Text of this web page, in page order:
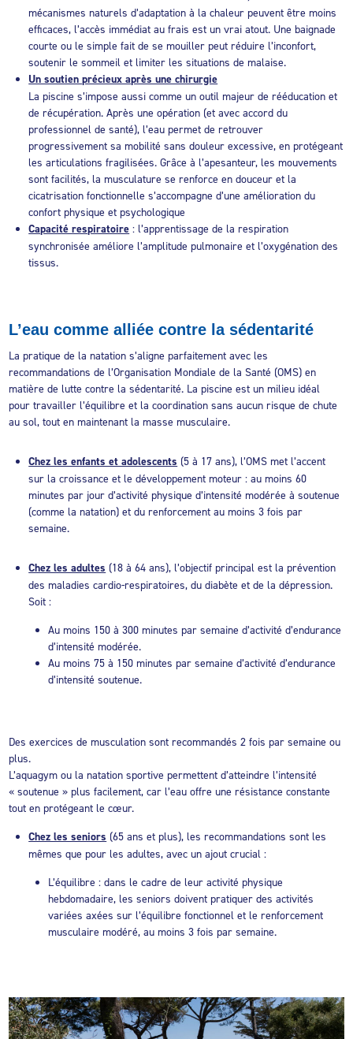
mécanismes naturels d’adaptation à la chaleur peuvent être moins
efficaces, l’accès immédiat au frais est un vrai atout. Une baignade
courte ou le simple fait de se mouiller peut réduire l’inconfort,
soutenir le sommeil et limiter les situations de malaise.
Un soutien précieux après une chirurgie
La piscine s’impose aussi comme un outil majeur de rééducation et
de récupération. Après une opération (et avec accord du
professionnel de santé), l’eau permet de retrouver
progressivement sa mobilité sans douleur excessive, en protégeant
les articulations fragilisées. Grâce à l’apesanteur, les mouvements
sont facilités, la musculature se renforce en douceur et la
cicatrisation fonctionnelle s’accompagne d’une amélioration du
confort physique et psychologique
Capacité respiratoire : l’apprentissage de la respiration
synchronisée améliore l’amplitude pulmonaire et l’oxygénation des
tissus.
L’eau comme alliée contre la sédentarité
La pratique de la natation s’aligne parfaitement avec les
recommandations de l’Organisation Mondiale de la Santé (OMS) en
matière de lutte contre la sédentarité. La piscine est un milieu idéal
pour travailler l’équilibre et la coordination sans aucun risque de chute
au sol, tout en maintenant la masse musculaire.
Chez les enfants et adolescents (5 à 17 ans), l’OMS met l’accent
sur la croissance et le développement moteur : au moins 60
minutes par jour d’activité physique d’intensité modérée à soutenue
(comme la natation) et du renforcement au moins 3 fois par
semaine.
Chez les adultes (18 à 64 ans), l’objectif principal est la prévention
des maladies cardio-respiratoires, du diabète et de la dépression.
Soit :
Au moins 150 à 300 minutes par semaine d’activité d’endurance
d’intensité modérée.
Au moins 75 à 150 minutes par semaine d’activité d’endurance
d’intensité soutenue.
Des exercices de musculation sont recommandés 2 fois par semaine ou
plus.
L’aquagym ou la natation sportive permettent d’atteindre l’intensité
« soutenue » plus facilement, car l’eau offre une résistance constante
tout en protégeant le cœur.
Chez les seniors (65 ans et plus), les recommandations sont les
mêmes que pour les adultes, avec un ajout crucial :
L’équilibre : dans le cadre de leur activité physique
hebdomadaire, les seniors doivent pratiquer des activités
variées axées sur l’équilibre fonctionnel et le renforcement
musculaire modéré, au moins 3 fois par semaine.